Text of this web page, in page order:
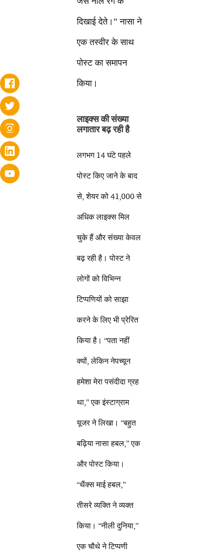
दिखाई देते।” नासा ने
एक तस्वीर के साथ
पोस्ट का समापन
किया।
लाइक्स की संख्या
लगातार बढ़ रही है
लगभग 14 घंटे पहले
पोस्ट किए जाने के बाद
से, शेयर को 41,000 से
अधिक लाइक्स मिल
चुके हैं और संख्या केवल
बढ़ रही है। पोस्ट ने
लोगों को विभिन्न
टिप्पणियों को साझा
करने के लिए भी प्रेरित
किया है। “पता नहीं
क्यों, लेकिन नेपच्यून
हमेशा मेरा पसंदीदा ग्रह
था,” एक इंस्टाग्राम
यूजर ने लिखा। “बहुत
बढ़िया नासा हबल,” एक
और पोस्ट किया।
“थैंक्स माई हबल,”
तीसरे व्यक्ति ने व्यक्त
किया। “नीली दुनिया,”
एक चौथे ने टिप्पणी